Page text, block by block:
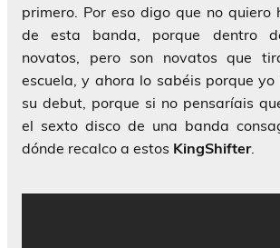
primero. Por eso digo que no quiero
de esta banda, porque dentro
novatos, pero son novatos que
escuela, y ahora lo sabéis porque
su debut, porque si no pensaríais
el sexto disco de una banda
dónde recalco a estos KingShifter.